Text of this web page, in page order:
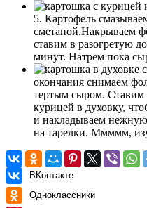
5. Картофель
сметаной.Накрываем
ставим в разогретую
минут. Натрем пока
окончания снимаем
тертым сыром. Ставим
курицей в духовку,
и накладываем
на тарелки. Ммммм,
ВКонтакте
Одноклассники